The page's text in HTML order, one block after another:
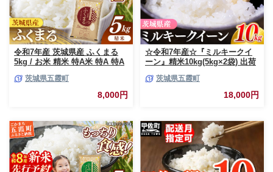
令和7年産 茨城県産 ふくまる
5kg / お米 精米 特A米 特A 特A
五霞町【価格改定X】
茨城県五霞町
8,000円
☆令和7年産☆『ミルキークイ
ーン』精米10kg(5kg×2袋) 出荷
10kg コメ こめ 人気 銘柄 家計
応援 中山産業 家庭用 茨城県産
茨城県 五霞町【価格変更AB】
茨城県五霞町
18,000円